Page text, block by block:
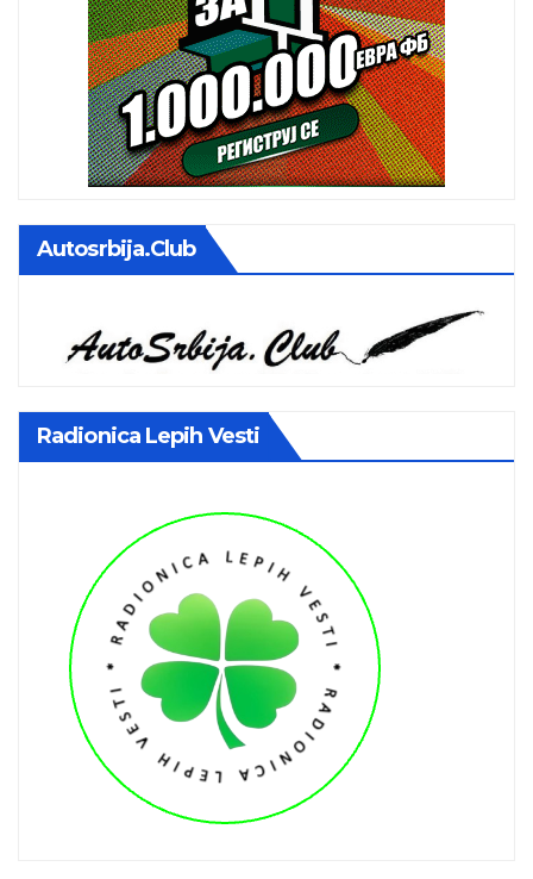
Autosrbija.club
Radionica Lepih Vesti